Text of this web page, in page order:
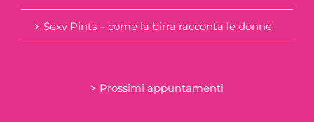
Sexy Pints – come la birra racconta le donne
> Prossimi appuntamenti